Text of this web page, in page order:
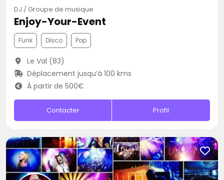
DJ / Groupe de musique
Enjoy-Your-Event
Funk Disco Pop
Le Val (83)
Déplacement jusqu’à 100 kms
À partir de 500€
Contacter Profil